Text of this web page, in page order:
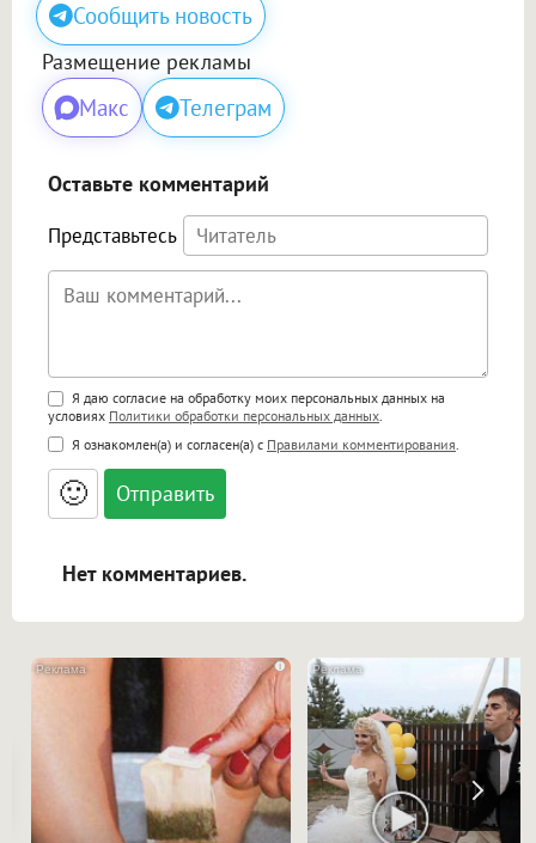
Сообщить новость
Размещение рекламы
Макс Телеграм
Оставьте комментарий
Представьтесь
Поддержка HTML
<b>, <strong>, <u>, <i>, <em>, <s>, <big>,
<small>, <sup>, <sub>, <pre>, <ul>, <ol>, <li>,
<blockquote>, <code> экранирует HTML,
адреса URL автоматически становятся
ссылками, и [img]адрес[/img] будет
Я даю согласие на обработку моих персональных данных на
условиях Политики обработки персональных данных
Я ознакомлен(а) и согласен(а) с Правилами комментирования
🙂
Нет комментариев.
i